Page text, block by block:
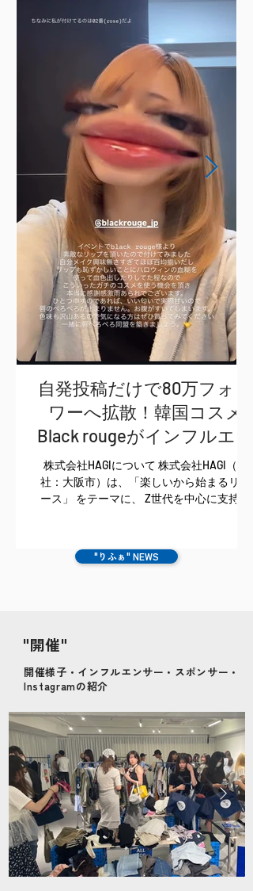
自発投稿だけで80万フォロ
ワーへ拡散！韓国コスメ
Black rougeがインフルエン
サーフリマで実現した「報
酬なし」のUGC創出
株式会社HAGIについて 株式会社HAGI（本
社：大阪市）は、「楽しいから始まるリユ
ース」 をテーマに、 Z世代を中心に支持さ
す。 出店者は全員インフルエンサー。推し
と直接会い、お話しながら私物を購入でき
えていた課題は、企業広告としての発信で
はなく、インフルエンサーによる熱量の高
い「本音のレビュー」をいかに自然な形で
ーとファンが直接交流するオフラインイベ
ント「 RE FASHION MARKET 」へのブース出
展を実施。 施策内容：ブース出店＆インフ
ルエンサーサンプリング 【ブース出店】 ハ
ズレなしのルーレットキャンペーン
Instagramをフォローした方を対象に、ルー
レット企画を実施。1等に当選した方には
「自分好みの好きなリップ」をその
"りふぁ" NEWS
​"開催"
​開催様子・インフルエンサー・スポンサー・
Instagramの紹介